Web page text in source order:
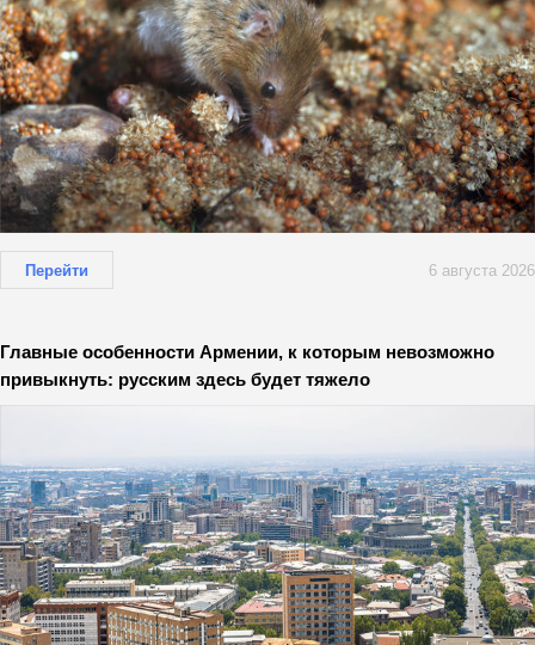
Перейти 6 августа 2026
Главные особенности Армении, к которым невозможно
привыкнуть: русским здесь будет тяжело